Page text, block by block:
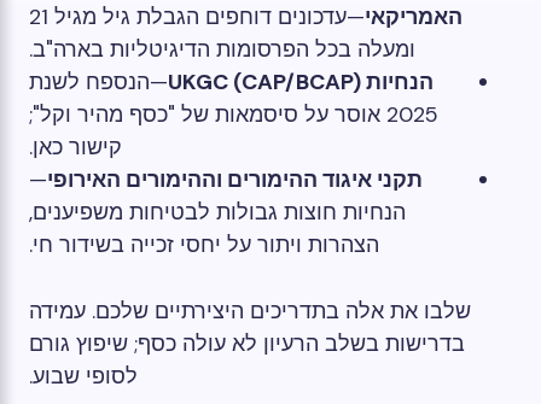
האמריקאי
—עדכונים דוחפים הגבלת גיל מגיל 21
ומעלה בכל הפרסומות הדיגיטליות בארה"ב.
הנחיות UKGC (CAP/BCAP)
—הנספח לשנת
2025 אוסר על סיסמאות של "כסף מהיר וקל";
קישור כאן.
תקני איגוד ההימורים וההימורים האירופי—
הנחיות חוצות גבולות לבטיחות משפיענים,
הצהרות ויתור על יחסי זכייה בשידור חי.
שלבו את אלה בתדריכים היצירתיים שלכם. עמידה
בדרישות בשלב הרעיון לא עולה כסף; שיפוץ גורם
לסופי שבוע.